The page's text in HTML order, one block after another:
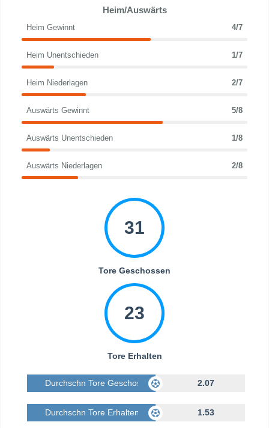
Heim/Auswärts
Heim Gewinnt 4/7
Heim Unentschieden 1/7
Heim Niederlagen 2/7
Auswärts Gewinnt 5/8
Auswärts Unentschieden 1/8
Auswärts Niederlagen 2/8
31
Tore Geschossen
23
Tore Erhalten
Durchschn Tore Geschossen 2.07
Durchschn Tore Erhalten 1.53